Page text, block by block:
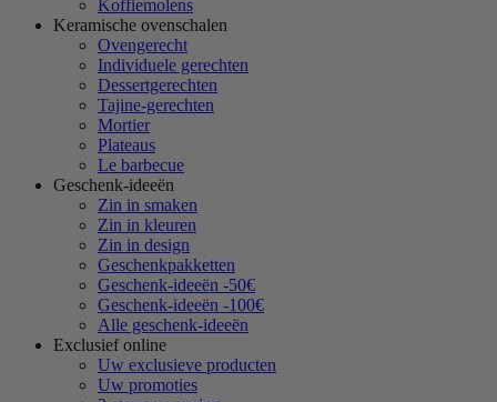
Koffiemolens
Keramische ovenschalen
Ovengerecht
Individuele gerechten
Dessertgerechten
Tajine-gerechten
Mortier
Plateaus
Le barbecue
Geschenk-ideeën
Zin in smaken
Zin in kleuren
Zin in design
Geschenkpakketten
Geschenk-ideeën -50€
Geschenk-ideeën -100€
Alle geschenk-ideeën
Exclusief online
Uw exclusieve producten
Uw promoties